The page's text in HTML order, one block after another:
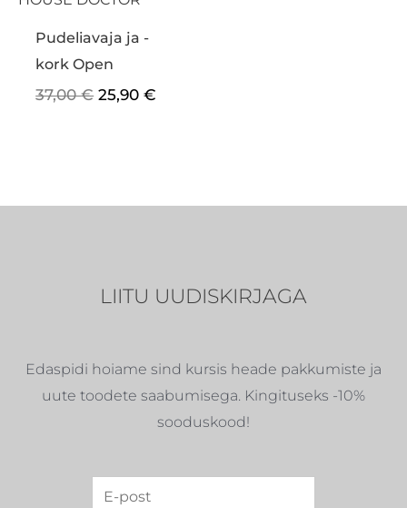
Pudeliavaja ja -
kork Open
37,00€ 25,90€
LIITU UUDISKIRJAGA
Edaspidi hoiame sind kursis heade pakkumiste ja
uute toodete saabumisega. Kingituseks -10%
sooduskood!